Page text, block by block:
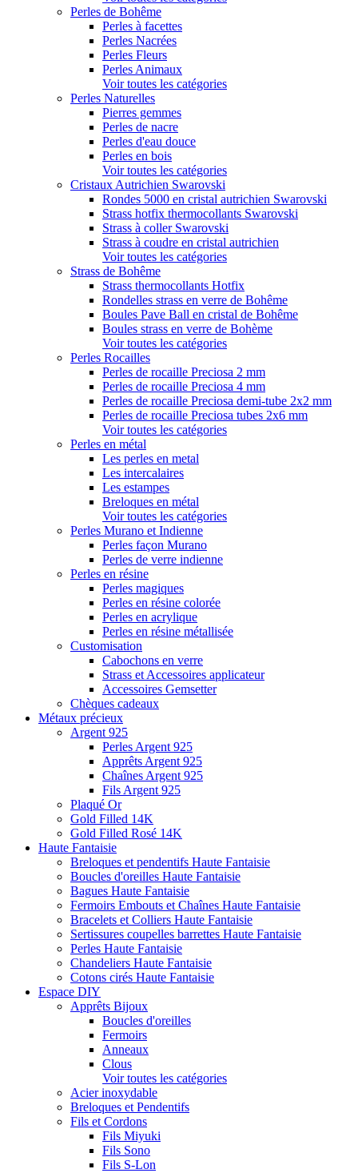
Perles de Bohême
Perles à facettes
Perles Nacrées
Perles Fleurs
Perles Animaux
Voir toutes les catégories
Perles Naturelles
Pierres gemmes
Perles de nacre
Perles d'eau douce
Perles en bois
Voir toutes les catégories
Cristaux Autrichien Swarovski
Rondes 5000 en cristal autrichien Swarovski
Strass hotfix thermocollants Swarovski
Strass à coller Swarovski
Strass à coudre en cristal autrichien
Voir toutes les catégories
Strass de Bohême
Strass thermocollants Hotfix
Rondelles strass en verre de Bohême
Boules Pave Ball en cristal de Bohême
Boules strass en verre de Bohème
Voir toutes les catégories
Perles Rocailles
Perles de rocaille Preciosa 2 mm
Perles de rocaille Preciosa 4 mm
Perles de rocaille Preciosa demi-tube 2x2 mm
Perles de rocaille Preciosa tubes 2x6 mm
Voir toutes les catégories
Perles en métal
Les perles en metal
Les intercalaires
Les estampes
Breloques en métal
Voir toutes les catégories
Perles Murano et Indienne
Perles façon Murano
Perles de verre indienne
Perles en résine
Perles magiques
Perles en résine colorée
Perles en acrylique
Perles en résine métallisée
Customisation
Cabochons en verre
Strass et Accessoires applicateur
Accessoires Gemsetter
Chèques cadeaux
Métaux précieux
Argent 925
Perles Argent 925
Apprêts Argent 925
Chaînes Argent 925
Fils Argent 925
Plaqué Or
Gold Filled 14K
Gold Filled Rosé 14K
Haute Fantaisie
Breloques et pendentifs Haute Fantaisie
Boucles d'oreilles Haute Fantaisie
Bagues Haute Fantaisie
Fermoirs Embouts et Chaînes Haute Fantaisie
Bracelets et Colliers Haute Fantaisie
Sertissures coupelles barrettes Haute Fantaisie
Perles Haute Fantaisie
Chandeliers Haute Fantaisie
Cotons cirés Haute Fantaisie
Espace DIY
Apprêts Bijoux
Boucles d'oreilles
Fermoirs
Anneaux
Clous
Voir toutes les catégories
Acier inoxydable
Breloques et Pendentifs
Fils et Cordons
Fils Miyuki
Fils Sono
Fils S-Lon